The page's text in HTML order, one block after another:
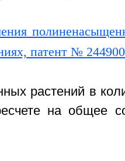
растений в
на общее